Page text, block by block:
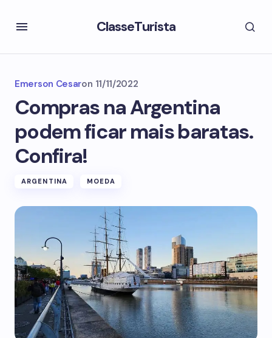
ClasseTurista
Emerson Cesaron 11/11/2022
Compras na Argentina
podem ficar mais baratas.
Confira!
ARGENTINA MOEDA